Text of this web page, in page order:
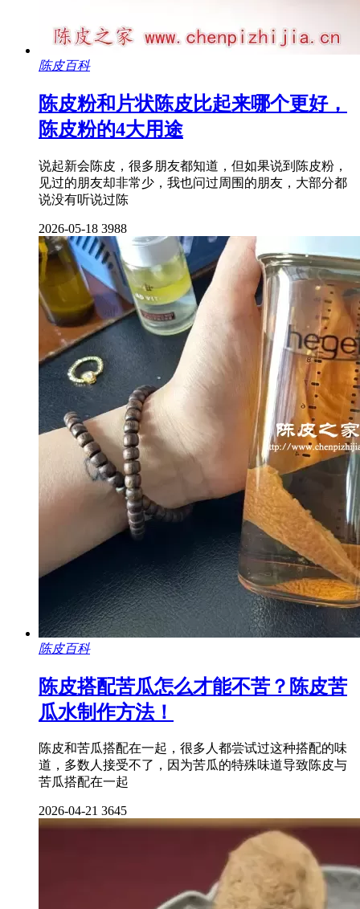
陈皮百科
陈皮粉和片状陈皮比起来哪个更好，
陈皮粉的4大用途
说起新会陈皮，很多朋友都知道，但如果说到陈皮粉，
见过的朋友却非常少，我也问过周围的朋友，大部分都
说没有听说过陈
2026-05-18 3988
陈皮百科
陈皮搭配苦瓜怎么才能不苦？陈皮苦
瓜水制作方法！
陈皮和苦瓜搭配在一起，很多人都尝试过这种搭配的味
道，多数人接受不了，因为苦瓜的特殊味道导致陈皮与
苦瓜搭配在一起
2026-04-21 3645